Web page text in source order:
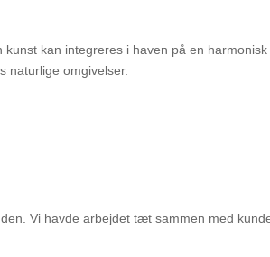
kunst kan integreres i haven på en harmonisk
naturlige omgivelser.
Vi havde arbejdet tæt sammen med